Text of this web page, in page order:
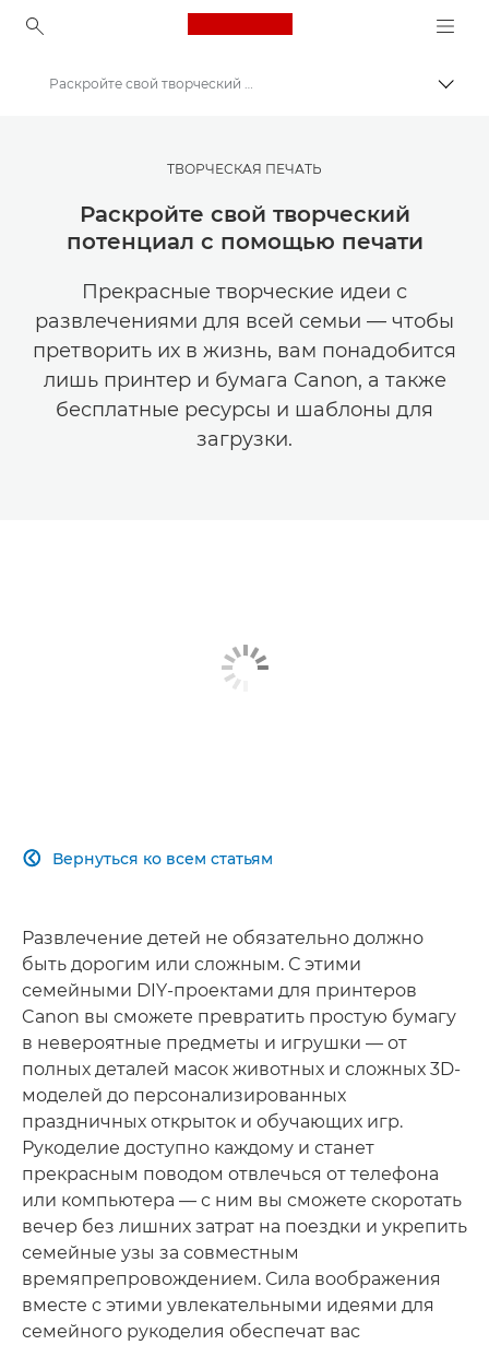
Canon Logo, back to
Мастерская творчества | Советы по фотографии и печати и руководства для покупателей
Советы и технические приемы по фотографии и печати
Раскройте свой творческий потенциал с помощью печати
ТВОРЧЕСКАЯ ПЕЧАТЬ
Раскройте свой творческий
потенциал с помощью печати
Прекрасные творческие идеи с
развлечениями для всей семьи — чтобы
претворить их в жизнь, вам понадобится
лишь принтер и бумага Canon, а также
бесплатные ресурсы и шаблоны для
загрузки.
Вернуться ко всем статьям

Развлечение детей не обязательно должно
быть дорогим или сложным. С этими
семейными DIY-проектами для принтеров
Canon вы сможете превратить простую бумагу
в невероятные предметы и игрушки — от
полных деталей масок животных и сложных 3D-
моделей до персонализированных
праздничных открыток и обучающих игр.
Рукоделие доступно каждому и станет
прекрасным поводом отвлечься от телефона
или компьютера — с ним вы сможете скоротать
вечер без лишних затрат на поездки и укрепить
семейные узы за совместным
времяпрепровождением. Сила воображения
вместе с этими увлекательными идеями для
семейного рукоделия обеспечат вас